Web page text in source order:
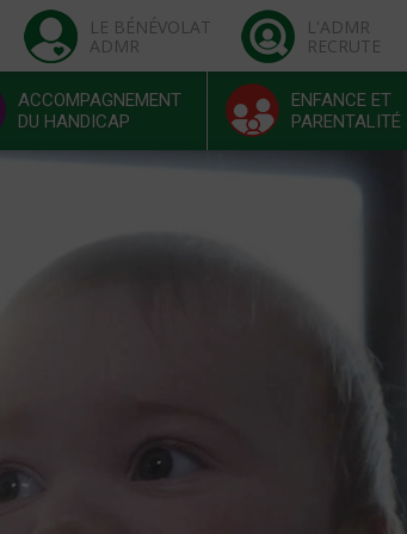
LE BÉNÉVOLAT
ADMR
L'ADMR
RECRUTE
ACCOMPAGNEMENT
DU HANDICAP
ENFANCE ET
PARENTALITÉ